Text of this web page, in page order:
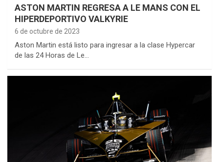
ASTON MARTIN REGRESA A LE MANS CON EL
HIPERDEPORTIVO VALKYRIE
6 de octubre de 2023
Aston Martin está listo para ingresar a la clase Hypercar
de las 24 Horas de Le…